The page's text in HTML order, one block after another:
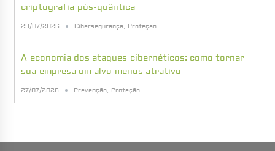
criptografia pós-quântica
29/07/2026 Cibersegurança, Proteção
A economia dos ataques cibernéticos: como tornar
sua empresa um alvo menos atrativo
27/07/2026 Prevenção, Proteção